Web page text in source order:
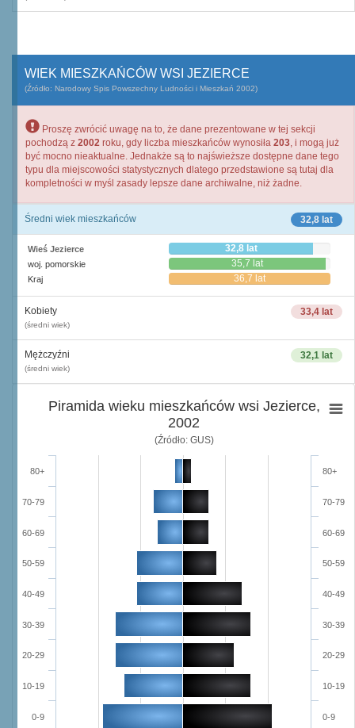
WIEK MIESZKAŃCÓW WSI JEZIERCE
(Źródło: Narodowy Spis Powszechny Ludności i Mieszkań 2002)
Proszę zwrócić uwagę na to, że dane prezentowane w tej sekcji
pochodzą z 2002 roku, gdy liczba mieszkańców wynosiła 203, i mogą już
być mocno nieaktualne. Jednakże są to najświeższe dostępne dane tego
typu dla miejscowości statystycznych dlatego przedstawione są tutaj dla
kompletności w myśl zasady lepsze dane archiwalne, niż żadne.
32,8 lat
Średni wiek mieszkańców
Wieś Jezierce 32,8 lat
woj. pomorskie 35,7 lat
Kraj 36,7 lat
33,4 lat
Kobiety
(średni wiek)
32,1 lat
Mężczyźni
(średni wiek)
Piramida wieku mieszkańców wsi Jezierce,
2002
(Źródło: GUS)
0-9
10-19
20-29
30-39
40-49
50-59
60-69
70-79
80+
0-9
10-19
20-29
30-39
40-49
50-59
60-69
70-79
80+